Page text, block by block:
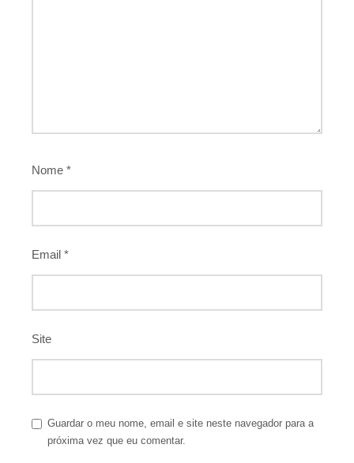
Nome *
Email *
Site
Guardar o meu nome, email e site neste navegador para a
próxima vez que eu comentar.